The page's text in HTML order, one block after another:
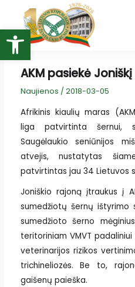
Open toolbar
turinio
AKM pasiekė Joniškį
Naujienos / 2018-03-05
Afrikinis kiaulių maras
liga patvirtinta šernui,
Saugėlaukio seniūnijos
atvejis, nustatytas
patvirtintas jau 34 Lietuvos
Joniškio rajoną įtraukus į
sumedžiotų šernų ištyrimo
sumedžioto šerno
teritoriniam VMVT
veterinarijos rizikos
trichineliozės. Be to,
gaišenų paieška.